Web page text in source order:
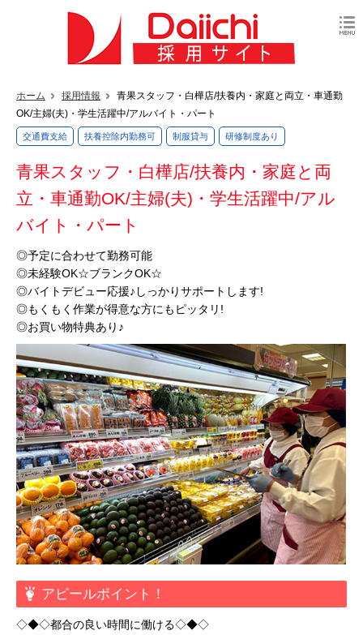
ホーム 採用情報
青果スタッフ・白樺店/扶養内・家庭と両立・車通勤
OK/主婦(夫)・学生活躍中/アルバイト・パート
交通費支給 扶養控除内勤務可 制服貸与 研修制度あり
青果スタッフ・白樺店/扶養内・家庭と両
立・車通勤OK/主婦(夫)・学生活躍中/アル
バイト・パート
◎予定に合わせて勤務可能
◎未経験OK☆ブランクOK☆
◎バイトデビュー応援♪しっかりサポートします!
◎もくもく作業が得意な方にもピッタリ!
◎お買い物特典あり♪
アピールポイント！
◇◆◇都合の良い時間に働ける◇◆◇